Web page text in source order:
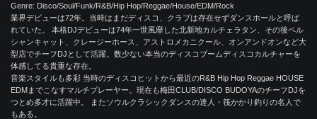
Genre: Disco/Soul/Funk/R&B/Hip Hop/Reggae/House/EDM/Rock
業界デビューは72年。当時はまだディスコ、クラブは存在せずダンスホールと呼ば
れていた。 本格DJデビューは74年一世風靡した北新地カルチェラタン、その後ペル
シャンキャット、クレージーホース、アストロメカニクール、オンアンドオンなど大
型店でチーフDJとして活躍。数少ない本当のディスコブームディスコカルチャーを
体感してる貴重な存在。
音楽スタイルも多彩 当時のディスコヒットから最近のR&B Hip Hop Reggae HOUSE
EDMまでこなすマルチプレーヤー。現在も梅田CLUB/DISCO BUDOYAのチーフDJを
つとめ多才に活躍中。 またソウルクラシックダンスの達人・筏かかり釣りの名人で
もある。